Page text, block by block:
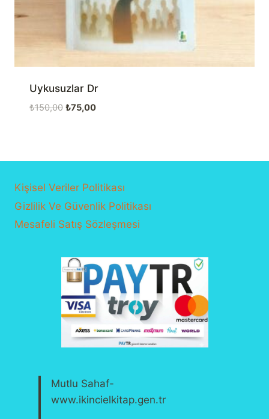
Uykusuzlar Dr
₺150,00 Orijinal
₺75,00Şu
Kişisel Veriler Politikası
Gizlilik Ve Güvenlik Politikası
Mesafeli Satış Sözleşmesi
Mutlu Sahaf-
www.ikincielkitap.gen.tr